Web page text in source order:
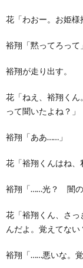
花「わおー。お姫様
裕翔「黙ってろって」
裕翔が走り出す。
花「ねえ、裕翔く
って聞いたよね？」
裕翔「ああ……」
花「裕翔くんはね、
裕翔「……光？ 闇の
花「裕翔くん、さ
んだよ。覚えてない
裕翔「……悪いな。覚